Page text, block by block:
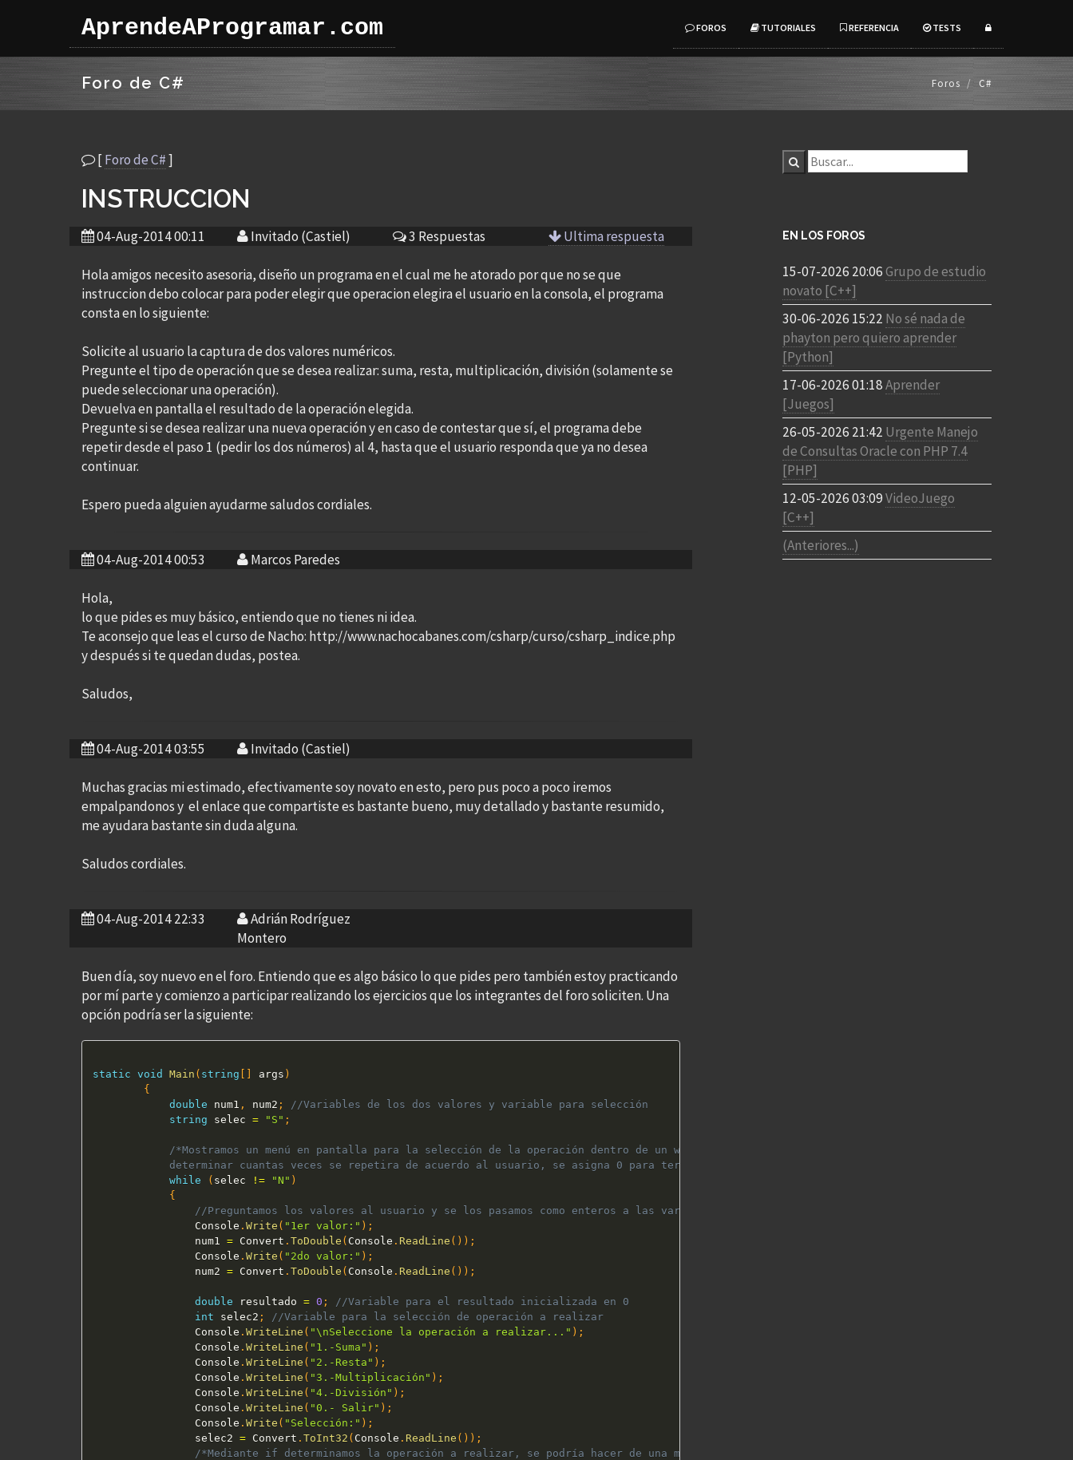
AprendeAProgramar.com FOROS TUTORIALES REFERENCIA TESTS
Foro de C# Foros C#
[Foro de C#]
INSTRUCCION
04-Aug-2014 00:11 Invitado (Castiel) 3 Respuestas Ultima respuesta
Hola amigos necesito asesoria, diseño un programa en el cual me he atorado por que no se que
instruccion debo colocar para poder elegir que operacion elegira el usuario en la consola, el programa
consta en lo siguiente:
Solicite al usuario la captura de dos valores numéricos.
Pregunte el tipo de operación que se desea realizar: suma, resta, multiplicación, división (solamente se
puede seleccionar una operación).
Devuelva en pantalla el resultado de la operación elegida.
Pregunte si se desea realizar una nueva operación y en caso de contestar que sí, el programa debe
repetir desde el paso 1 (pedir los dos números) al 4, hasta que el usuario responda que ya no desea
continuar.
Espero pueda alguien ayudarme saludos cordiales.
04-Aug-2014 00:53 Marcos Paredes
Hola,
lo que pides es muy básico, entiendo que no tienes ni idea.
Te aconsejo que leas el curso de Nacho: http://www.nachocabanes.com/csharp/curso/csharp_indice.php
y después si te quedan dudas, postea.
Saludos,
04-Aug-2014 03:55 Invitado (Castiel)
Muchas gracias mi estimado, efectivamente soy novato en esto, pero pus poco a poco iremos
empalpandonos y el enlace que compartiste es bastante bueno, muy detallado y bastante resumido,
me ayudara bastante sin duda alguna.
Saludos cordiales.
04-Aug-2014 22:33
Adrián Rodríguez
Montero
Buen día, soy nuevo en el foro. Entiendo que es algo básico lo que pides pero también estoy practicando
por mí parte y comienzo a participar realizando los ejercicios que los integrantes del foro soliciten. Una
opción podría ser la siguiente:
static void Main ( string args )
{
double num1 , num2 ;
//Variables de los dos valores y variable para selección
string selec = "S" ;
/*Mostramos un menú en pantalla para la selección de la operación dentro de un while para
            determinar cuantas veces se repetira de acuerdo al usuario, se asigna 0 para terminar. */
while
( selec != "N" )
{
//Preguntamos los valores al usuario y se los pasamos como enteros a las variables.
                Console
. Write ( "1er valor:" ) ;
                num1
= Convert . ToDouble ( Console . ReadLine ( ) ) ;
                Console
. Write ( "2do valor:" ) ;
                num2
= Convert . ToDouble ( Console . ReadLine ( ) ) ;
double resultado = 0 ;
//Variable para el resultado inicializada en 0
int selec2 ;
//Variable para la selección de operación a realizar
                Console
. WriteLine ( "\nSeleccione la operación a realizar..." ) ;
                Console
. WriteLine ( "1.-Suma" ) ;
                Console
. WriteLine ( "2.-Resta" ) ;
                Console
. WriteLine ( "3.-Multiplicación" ) ;
                Console
. WriteLine ( "4.-División" ) ;
                Console
. WriteLine ( "0.- Salir" ) ;
                Console
. Write ( "Selección:" ) ;
                selec2
= Convert . ToInt32 ( Console . ReadLine ( ) ) ;
/*Mediante if determinamos la operación a realizar, se podría hacer de una manera más
EN LOS FOROS
15-07-2026 20:06Grupo de estudio
novato [C++]
30-06-2026 15:22 No sé nada de
phayton pero quiero aprender
[Python]
17-06-2026 01:18Aprender
[Juegos]
26-05-2026 21:42 Urgente Manejo
de Consultas Oracle con PHP 7.4
[PHP]
12-05-2026 03:09VideoJuego
[C++]
(Anteriores...)